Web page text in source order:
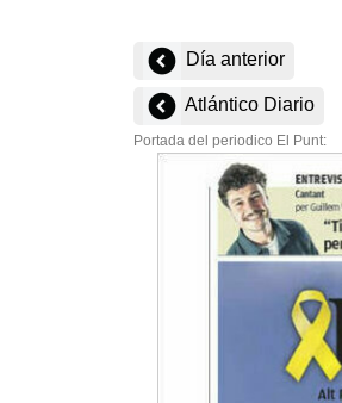
Día anterior
Atlántico Diario
Portada del periodico El Punt: